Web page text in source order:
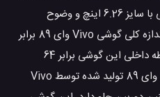
گیرد. این محصول از صفحه نمایشی با سایز 6.26 اینچ و وضوح
1080×2280 پیکسل بهره می برد. اندازه کلی گوشی Vivo وای 89 برابر
154.8x75x7.9 میلیمتر است. حافظه داخلی این گوشی برابر 64
گیگابایت، 4 گیگابایت رم می باشد. وای 89 تولید شده توسط Vivo